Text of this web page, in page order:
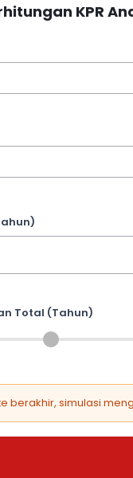
KPR
Total (Tahun)
berakhir, simulasi